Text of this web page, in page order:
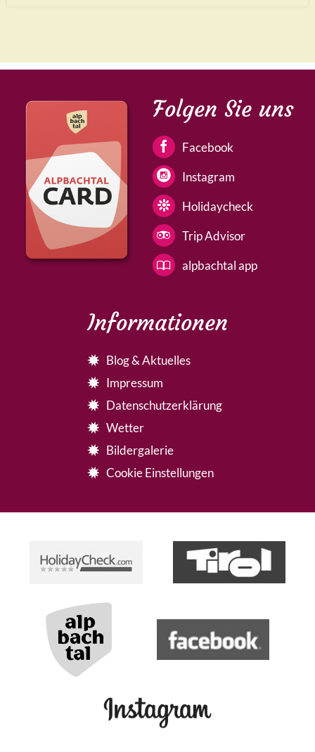
Folgen Sie uns
Facebook
Instagram
Holidaycheck
Trip Advisor
alpbachtal app
Informationen
Blog & Aktuelles
Impressum
Datenschutzerklärung
Wetter
Bildergalerie
Cookie Einstellungen